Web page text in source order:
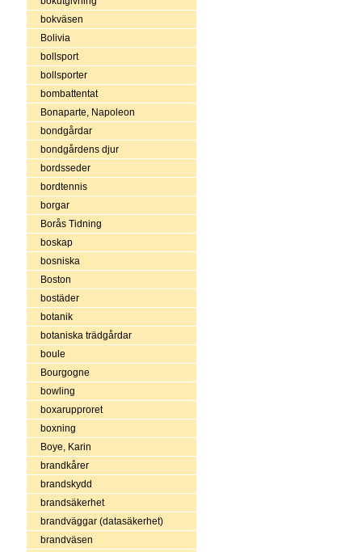
bokväsen
Bolivia
bollsport
bollsporter
bombattentat
Bonaparte, Napoleon
bondgårdar
bondgårdens djur
bordsseder
bordtennis
borgar
Borås Tidning
boskap
bosniska
Boston
bostäder
botanik
botaniska trädgårdar
boule
Bourgogne
bowling
boxarupproret
boxning
Boye, Karin
brandkårer
brandskydd
brandsäkerhet
brandväggar (datasäkerhet)
brandväsen